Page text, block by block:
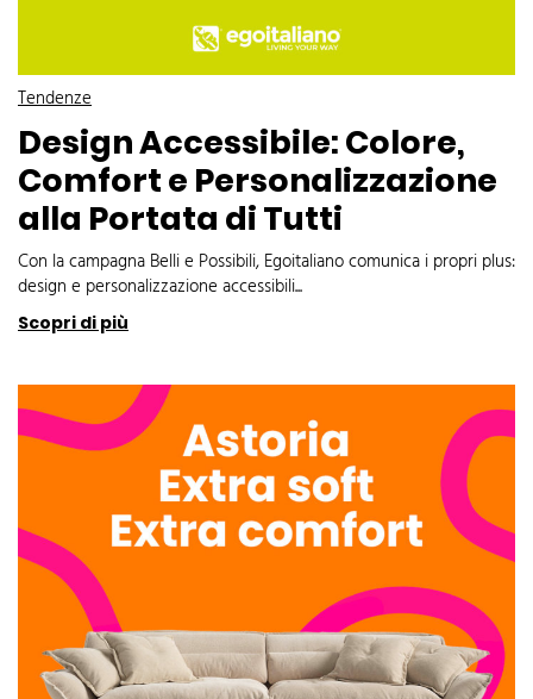
Tendenze
Design Accessibile: Colore,
Comfort e Personalizzazione
alla Portata di Tutti
Con la campagna Belli e Possibili, Egoitaliano comunica i propri plus:
design e personalizzazione accessibili...
Scopri di più